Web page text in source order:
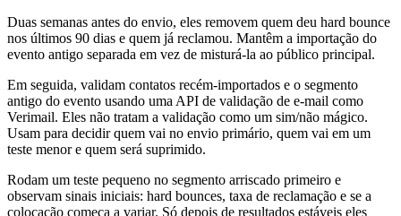
Duas semanas antes do envio, eles removem quem deu hard bounce
nos últimos 90 dias e quem já reclamou. Mantêm a importação do
evento antigo separada em vez de misturá-la ao público principal.
Em seguida, validam contatos recém-importados e o segmento
antigo do evento usando uma API de validação de e-mail como
Verimail. Eles não tratam a validação como um sim/não mágico.
Usam para decidir quem vai no envio primário, quem vai em um
teste menor e quem será suprimido.
Rodam um teste pequeno no segmento arriscado primeiro e
observam sinais iniciais: hard bounces, taxa de reclamação e se a
colocação começa a variar. Só depois de resultados estáveis eles